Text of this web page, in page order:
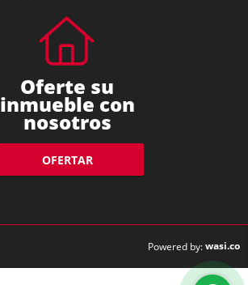
Oferte su
inmueble con
nosotros
OFERTAR
Powered by:wasi.co